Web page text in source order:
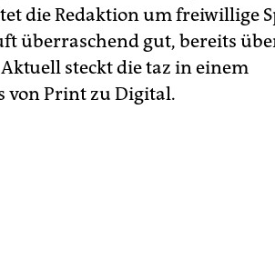
die Redaktion um freiwillige
überraschend gut, bereits
steckt die taz in einem
von Print zu Digital.